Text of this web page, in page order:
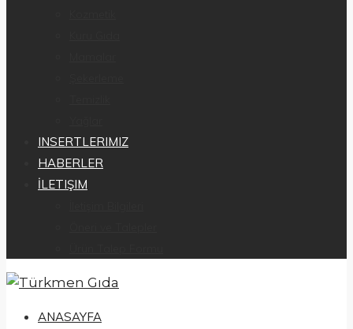
INSERTLERIMIZ
HABERLER
İLETIŞIM
ANASAYFA